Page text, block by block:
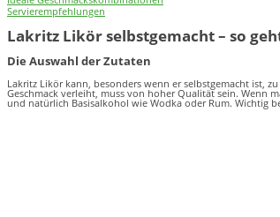
Servierempfehlungen
Lakritz Likör selbstgemacht – so
Die Auswahl der Zutaten
Lakritz Likör kann, besonders wenn er selbstgemacht ist,
Geschmack verleiht, muss von hoher Qualität sein. Wenn
und natürlich Basisalkohol wie Wodka oder Rum. Wichtig